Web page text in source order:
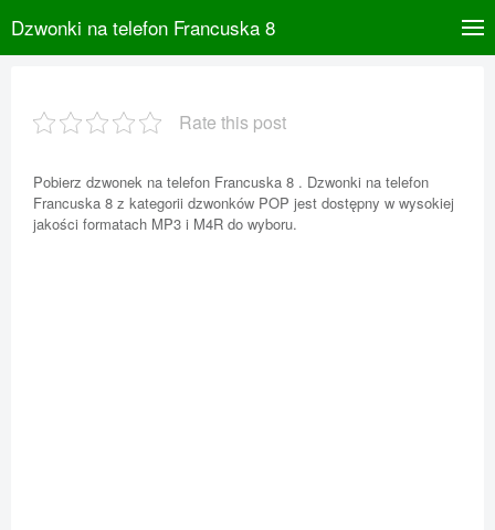
Dzwonki na telefon Francuska 8
Rate this post
Pobierz dzwonek na telefon Francuska 8 . Dzwonki na telefon
Francuska 8 z kategorii dzwonków POP jest dostępny w wysokiej
jakości formatach MP3 i M4R do wyboru.